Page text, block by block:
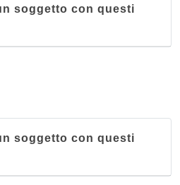
soggetto con questi
soggetto con questi